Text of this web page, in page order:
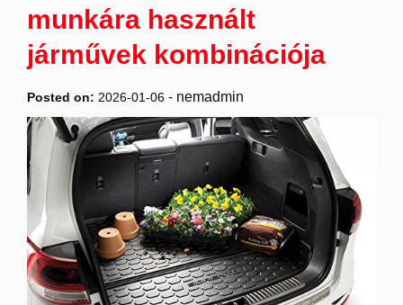
munkára használt
járművek kombinációja
Posted on: 2026-01-06 - nemadmin